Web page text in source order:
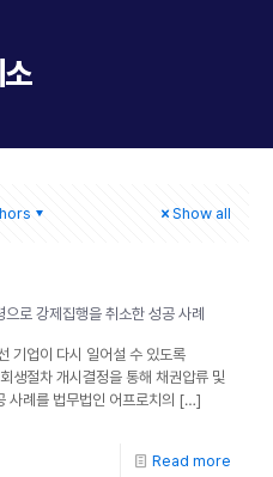
Show all
로 강제집행을 취소한 성공 사례
기업이 다시 일어설 수 있도록
생절차 개시결정을 통해 채권압류 및
사례를 법무법인 어프로치의 […]
Read more